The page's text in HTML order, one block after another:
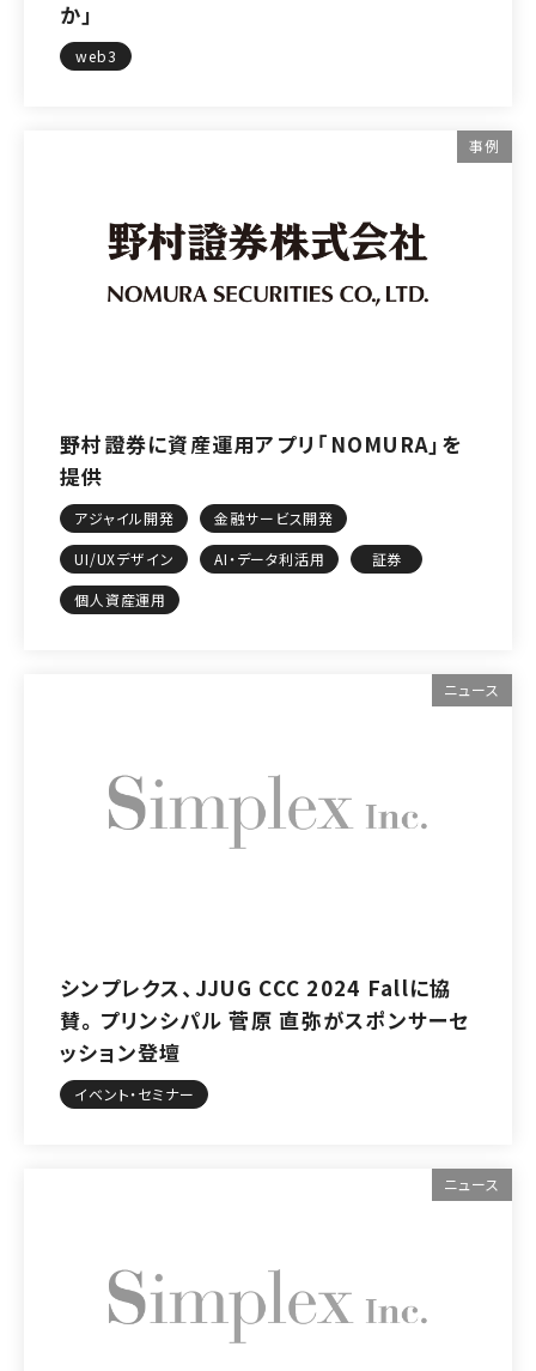
か」
web3
事例
野村證券に資産運用アプリ「NOMURA」を
提供
アジャイル開発
金融サービス開発
UI/UXデザイン
AI・データ利活用
証券
個人資産運用
ニュース
シンプレクス、JJUG CCC 2024 Fallに協
賛。プリンシパル 菅原 直弥がスポンサーセ
ッション登壇
イベント・セミナー
ニュース